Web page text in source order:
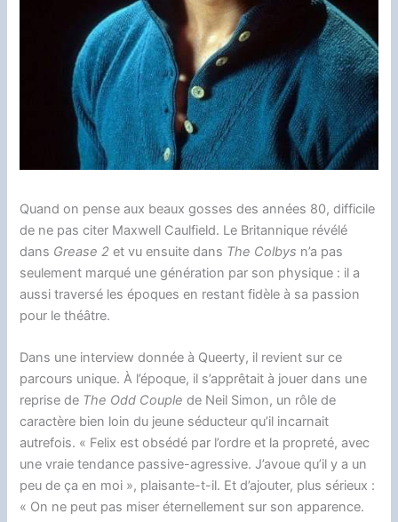
Quand on pense aux beaux gosses des années 80, difficile
de ne pas citer Maxwell Caulfield. Le Britannique révélé
dans Grease 2 et vu ensuite dans The Colbys n’a pas
seulement marqué une génération par son physique : il a
aussi traversé les époques en restant fidèle à sa passion
pour le théâtre.
Dans une interview donnée à Queerty, il revient sur ce
parcours unique. À l’époque, il s’apprêtait à jouer dans une
reprise de The Odd Couple de Neil Simon, un rôle de
caractère bien loin du jeune séducteur qu’il incarnait
autrefois. « Felix est obsédé par l’ordre et la propreté, avec
une vraie tendance passive-agressive. J’avoue qu’il y a un
peu de ça en moi », plaisante-t-il. Et d’ajouter, plus sérieux :
« On ne peut pas miser éternellement sur son apparence.